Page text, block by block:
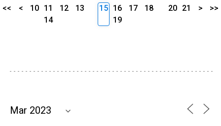
<< < 10 11 12
13
14
15 16 17
18
19
20 21 > >>